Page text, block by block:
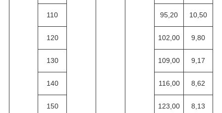
110 95,20 10,50
120 102,00 9,80
130 109,00 9,17
140 116,00 8,62
150 123,00 8,13